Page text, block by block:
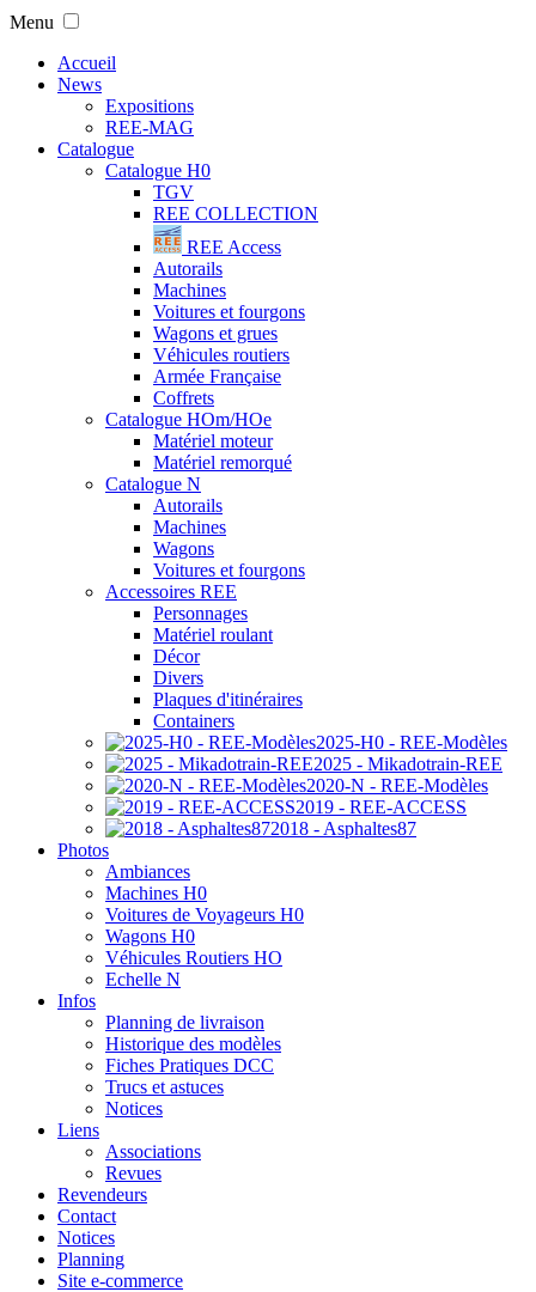
Menu
Accueil
News
Expositions
REE-MAG
Catalogue
Catalogue H0
TGV
REE COLLECTION
REE Access
Autorails
Machines
Voitures et fourgons
Wagons et grues
Véhicules routiers
Armée Française
Coffrets
Catalogue HOm/HOe
Matériel moteur
Matériel remorqué
Catalogue N
Autorails
Machines
Wagons
Voitures et fourgons
Accessoires REE
Personnages
Matériel roulant
Décor
Divers
Plaques d'itinéraires
Containers
2025-H0 - REE-Modèles
2025 - Mikadotrain-REE
2020-N - REE-Modèles
2019 - REE-ACCESS
2018 - Asphaltes87
Photos
Ambiances
Machines H0
Voitures de Voyageurs H0
Wagons H0
Véhicules Routiers HO
Echelle N
Infos
Planning de livraison
Historique des modèles
Fiches Pratiques DCC
Trucs et astuces
Notices
Liens
Associations
Revues
Revendeurs
Contact
Notices
Planning
Site e-commerce